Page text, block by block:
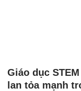
Giáo dục
lan tỏa mạnh